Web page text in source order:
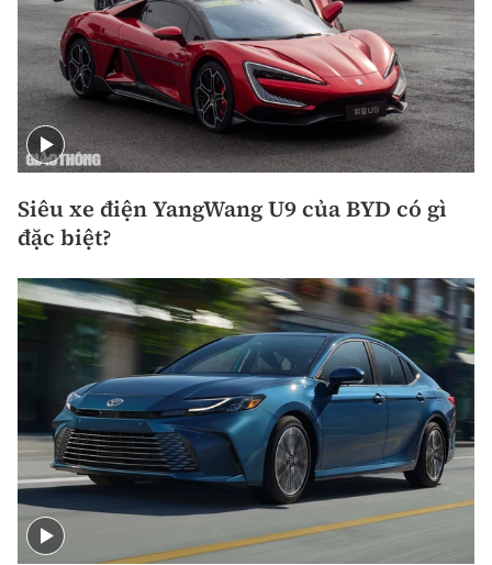
Siêu xe điện YangWang U9 của BYD có gì
đặc biệt?